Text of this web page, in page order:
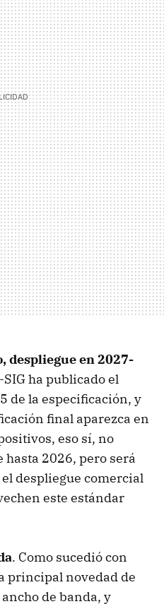
despliegue en 2027-
ha publicado el
de la especificación, y
final aparezca en
eso sí, no
2026, pero será
despliegue comercial
este estándar
. Como sucedió con
principal novedad de
de banda, y